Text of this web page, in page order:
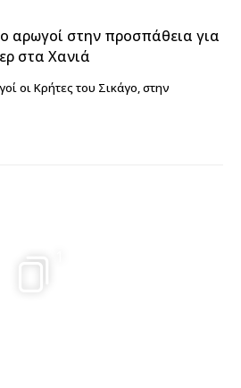
αρωγοί στην προσπάθεια για
στα Χανιά
οι Κρήτες του Σικάγο, στην